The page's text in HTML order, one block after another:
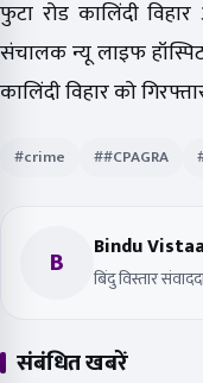
फुटा रोड कालिंदी विहार
संचालक न्यू लाइफ
कालिंदी विहार को
#crime ##CPAGRA
B Bindu
बिंदु विस्तार
संबंधित खबरें